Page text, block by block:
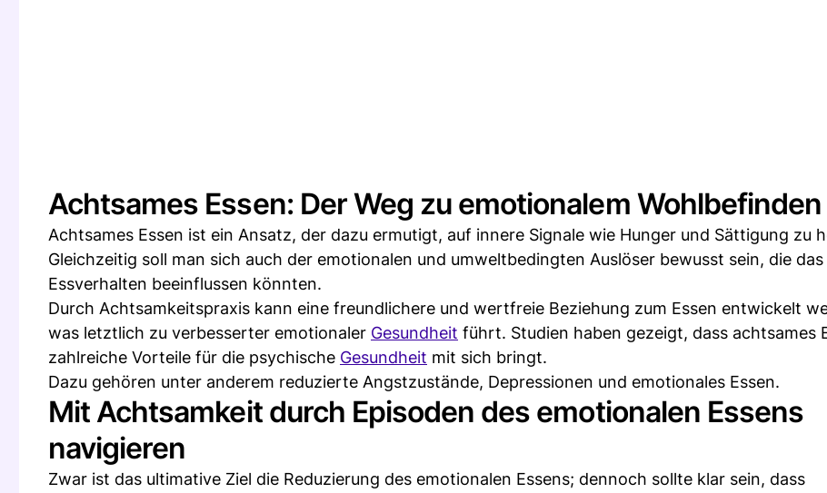
Achtsames Essen: Der Weg zu emotionalem Wohlbefinden
Achtsames Essen ist ein Ansatz, der dazu ermutigt, auf innere Signale wie Hunger und Sättigung zu
Gleichzeitig soll man sich auch der emotionalen und umweltbedingten Auslöser bewusst sein, die das
Essverhalten beeinflussen könnten.
Durch Achtsamkeitspraxis kann eine freundlichere und wertfreie Beziehung zum Essen entwickelt
was letztlich zu verbesserter emotionaler Gesundheit führt. Studien haben gezeigt, dass achtsames
zahlreiche Vorteile für die psychische Gesundheit mit sich bringt.
Dazu gehören unter anderem reduzierte Angstzustände, Depressionen und emotionales Essen.
Mit Achtsamkeit durch Episoden des emotionalen Essens
navigieren
Zwar ist das ultimative Ziel die Reduzierung des emotionalen Essens; dennoch sollte klar sein, dass